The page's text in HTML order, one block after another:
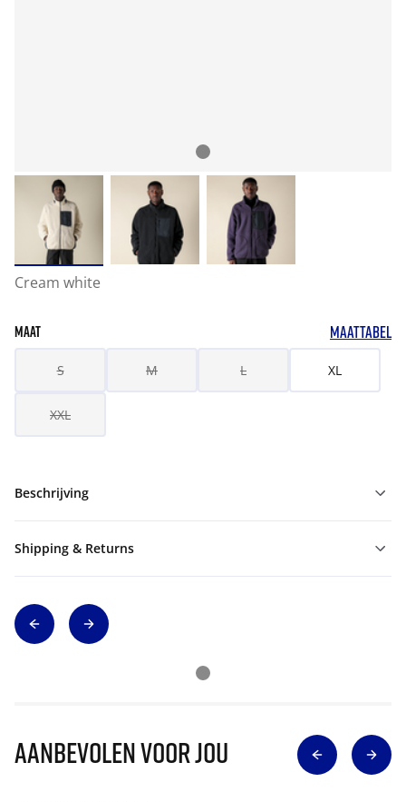
Cream white
MAAT MAATTABEL
S M L XL
XXL
Beschrijving
Shipping & Returns
Aanbevolen voor jou